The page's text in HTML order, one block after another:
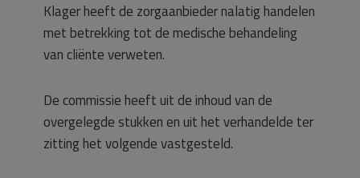
Klager heeft de zorgaanbieder nalatig handelen
met betrekking tot de medische behandeling
van cliënte verweten.
De commissie heeft uit de inhoud van de
overgelegde stukken en uit het verhandelde ter
zitting het volgende vastgesteld.